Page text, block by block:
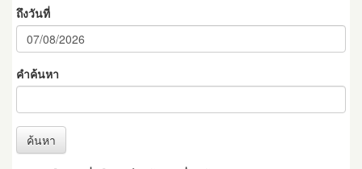
ถึงวันที่
คำค้นหา
ค้นหา